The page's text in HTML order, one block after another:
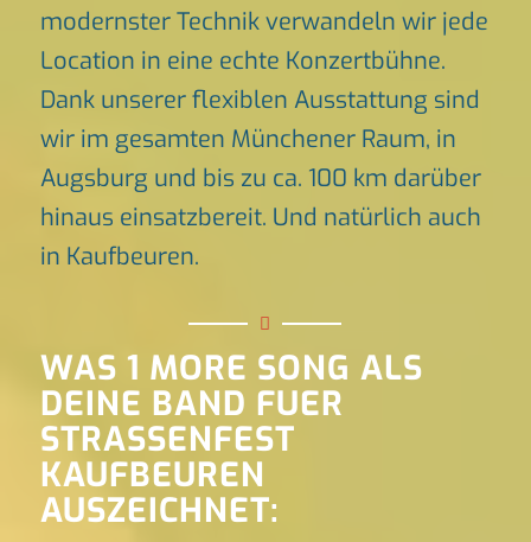
modernster Technik verwandeln wir jede
Location in eine echte Konzertbühne.
Dank unserer flexiblen Ausstattung sind
wir im gesamten Münchener Raum, in
Augsburg und bis zu ca. 100 km darüber
hinaus einsatzbereit. Und natürlich auch
in Kaufbeuren.
WAS 1 MORE SONG ALS
DEINE BAND FUER
STRASSENFEST
KAUFBEUREN
AUSZEICHNET: